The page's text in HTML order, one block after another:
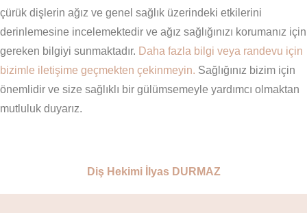
çürük dişlerin ağız ve genel sağlık üzerindeki etkilerini
derinlemesine incelemektedir ve ağız sağlığınızı korumanız için
gereken bilgiyi sunmaktadır. Daha fazla bilgi veya randevu için
bizimle iletişime geçmekten çekinmeyin. Sağlığınız bizim için
önemlidir ve size sağlıklı bir gülümsemeyle yardımcı olmaktan
mutluluk duyarız.
Diş Hekimi İlyas DURMAZ